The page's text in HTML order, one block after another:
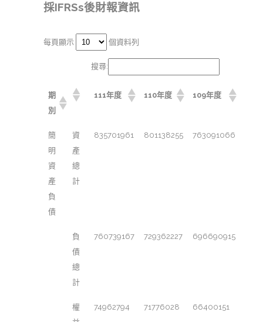
採IFRSs後財報資訊
每頁顯示 個資料列
搜尋:
期
別
111年度 110年度 109年度
簡
明
資
產
負
債
資
產
總
計
835701961 801138255 763091066
負
債
總
計
760739167 729362227 696690915
權
74962794 71776028 66400151